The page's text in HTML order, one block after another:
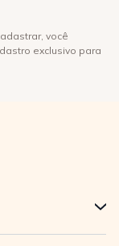
você
exclusivo para
+